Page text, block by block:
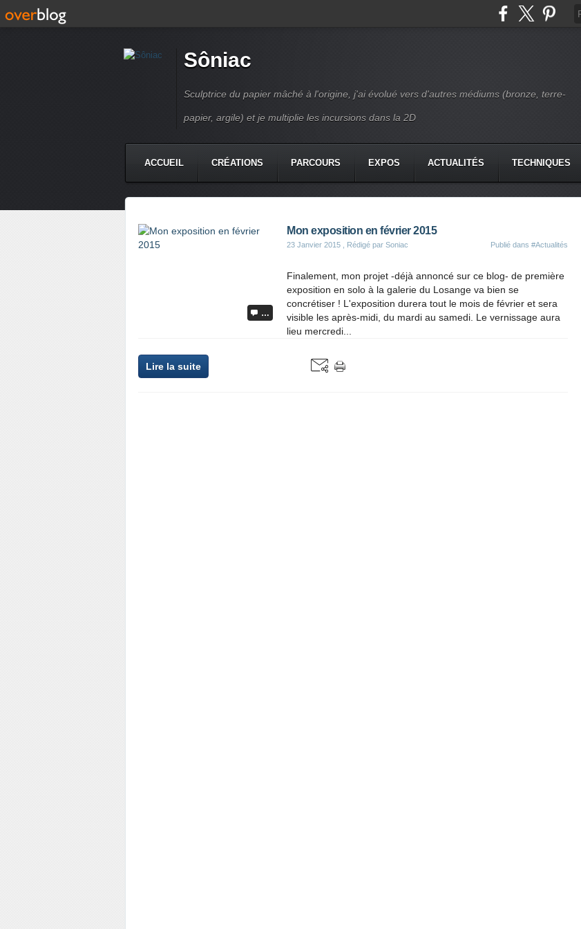
Sôniac
Sculptrice du papier mâché à l'origine, j'ai évolué vers d'autres médiums (bronze, terre-
papier, argile) et je multiplie les incursions dans la 2D
ACCUEIL CRÉATIONS PARCOURS EXPOS ACTUALITÉS TECHNIQUES
…
Mon exposition en février 2015
23 Janvier 2015 , Rédigé par Soniac Publié dans #Actualités
Finalement, mon projet -déjà annoncé sur ce blog- de première
exposition en solo à la galerie du Losange va bien se
concrétiser ! L'exposition durera tout le mois de février et sera
visible les après-midi, du mardi au samedi. Le vernissage aura
lieu mercredi...
Lire la suite